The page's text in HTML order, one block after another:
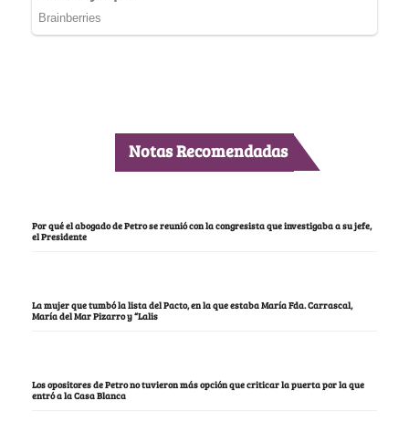
Notas Recomendadas
Por qué el abogado de Petro se reunió con la congresista que investigaba a su jefe,
el Presidente
La mujer que tumbó la lista del Pacto, en la que estaba María Fda. Carrascal,
María del Mar Pizarro y “Lalis
Los opositores de Petro no tuvieron más opción que criticar la puerta por la que
entró a la Casa Blanca